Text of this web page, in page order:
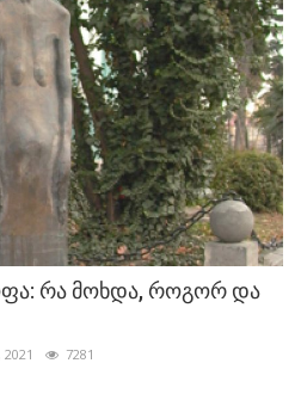
რა მოხდა, როგორ და
2021 7281